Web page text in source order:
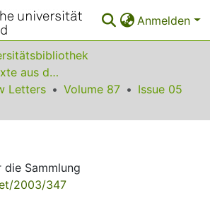
Anmelden
Sonstige Volltexte aus dem Bibliotheksangebot
Letters
Volume 87
Issue 05
die Sammlung
2003/347